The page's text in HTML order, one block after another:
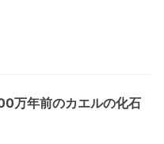
万年前のカエルの化石